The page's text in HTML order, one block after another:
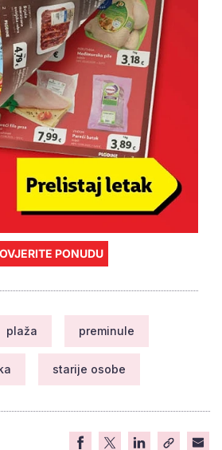
PONUDU
plaža preminule
starije osobe